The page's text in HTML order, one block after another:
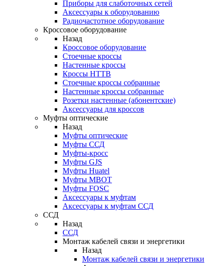
Приборы для слаботочных сетей
Аксессуары к оборудованию
Радиочастотное оборудование
Кроссовое оборудование
Назад
Кроссовое оборудование
Стоечные кроссы
Настенные кроссы
Кроссы HTTB
Стоечные кроссы собранные
Настенные кроссы собранные
Розетки настенные (абонентские)
Аксессуары для кроссов
Муфты оптические
Назад
Муфты оптические
Муфты ССД
Муфты-кросс
Муфты GJS
Муфты Huatel
Муфты МВОТ
Муфты FOSC
Аксессуары к муфтам
Аксессуары к муфтам ССД
ССД
Назад
ССД
Монтаж кабелей связи и энергетики
Назад
Монтаж кабелей связи и энергетики